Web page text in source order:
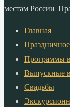
местам России.
Главная
Программы
Выпускные
Свадьбы